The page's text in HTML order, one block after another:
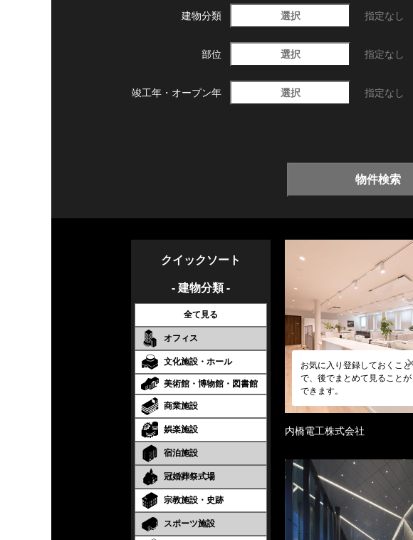
建物分類 選択 指定なし
部位 選択 指定なし
竣工年・ オープン年 選択 指定なし
物件検索
クイックソート
- 建物分類 -
全て見る
オフィス
文化施設・ホール
美術館・博物館・図書館
商業施設
娯楽施設
宿泊施設
冠婚葬祭式場
宗教施設・史跡
スポーツ施設
お気に入り登録しておくこと
で、後でまとめて見ることが
できます。
内橋電工株式会社